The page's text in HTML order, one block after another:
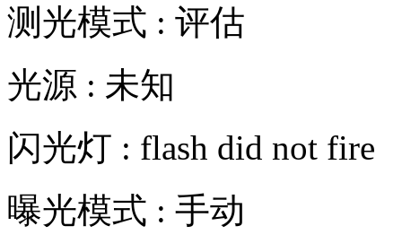
测光模式 : 评估
光源 : 未知
闪光灯 : flash did not fire
曝光模式 : 手动